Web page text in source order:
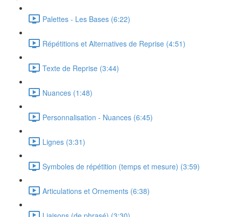
Palettes - Les Bases (6:22)
Répétitions et Alternatives de Reprise (4:51)
Texte de Reprise (3:44)
Nuances (1:48)
Personnalisation - Nuances (6:45)
Lignes (3:31)
Symboles de répétition (temps et mesure) (3:59)
Articulations et Ornements (6:38)